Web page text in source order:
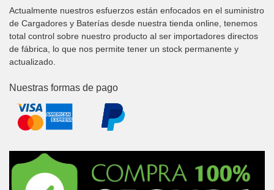
Actualmente nuestros esfuerzos están enfocados en el suministro
de Cargadores y Baterías desde nuestra tienda online, tenemos
total control sobre nuestro producto al ser importadores directos
de fábrica, lo que nos permite tener un stock permanente y
actualizado.
Nuestras formas de pago